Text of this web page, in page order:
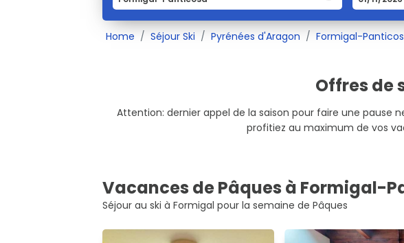
Home Séjour Ski Pyrénées d'Aragon Formigal-
Offres de
Attention: dernier appel de la saison pour faire une pause
profitiez au maximum de vos
Vacances de Pâques à Formigal-
Séjour au ski à Formigal pour la semaine de Pâques